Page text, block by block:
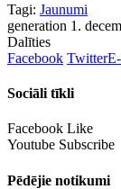
Tagi: Jaunumi
generation 1.
Dalīties
Facebook Twitter
Sociāli tīkli
Facebook Like
Youtube Subscribe
Pēdējie notikumi